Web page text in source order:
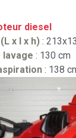
diesel
x l x h) :
lavage : 130 cm
: 138